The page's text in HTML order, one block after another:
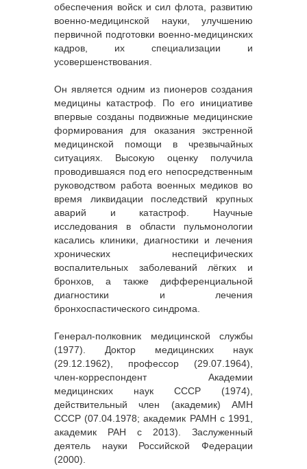
обеспечения войск и сил флота, развитию
военно-медицинской науки, улучшению
первичной подготовки военно-медицинских
кадров, их специализации и
усовершенствования.
Он является одним из пионеров создания
медицины катастроф. По его инициативе
впервые созданы подвижные медицинские
формирования для оказания экстренной
медицинской помощи в чрезвычайных
ситуациях. Высокую оценку получила
проводившаяся под его непосредственным
руководством работа военных медиков во
время ликвидации последствий крупных
аварий и катастроф. Научные
исследования в области пульмонологии
касались клиники, диагностики и лечения
хронических неспецифических
воспалительных заболеваний лёгких и
бронхов, а также дифференциальной
диагностики и лечения
бронхоспастического синдрома.
Генерал-полковник медицинской службы
(1977). Доктор медицинских наук
(29.12.1962), профессор (29.07.1964),
член-корреспондент Академии
медицинских наук СССР (1974),
действительный член (академик) АМН
СССР (07.04.1978; академик РАМН с 1991,
академик РАН с 2013). Заслуженный
деятель науки Российской Федерации
(2000).